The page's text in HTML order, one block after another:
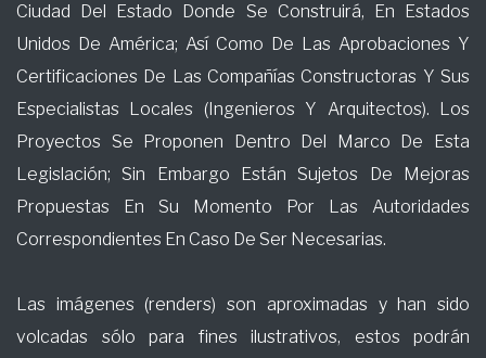
Ciudad Del Estado Donde Se Construirá, En Estados
Unidos De América; Así Como De Las Aprobaciones Y
Certificaciones De Las Compañías Constructoras Y Sus
Especialistas Locales (Ingenieros Y Arquitectos). Los
Proyectos Se Proponen Dentro Del Marco De Esta
Legislación; Sin Embargo Están Sujetos De Mejoras
Propuestas En Su Momento Por Las Autoridades
Correspondientes En Caso De Ser Necesarias.
Las imágenes (renders) son aproximadas y han sido
volcadas sólo para fines ilustrativos, estos podrán